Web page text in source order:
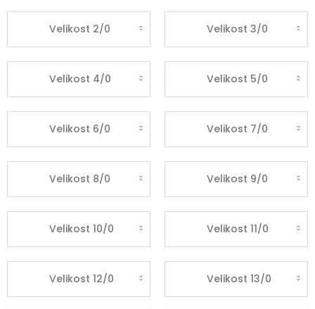
Velikost 2/0 Velikost 3/0
Velikost 4/0 Velikost 5/0
Velikost 6/0 Velikost 7/0
Velikost 8/0 Velikost 9/0
Velikost 10/0 Velikost 11/0
Velikost 12/0 Velikost 13/0